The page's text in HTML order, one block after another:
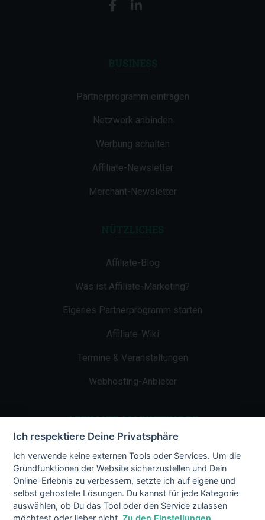
Partnerprogramm eintragen
Netzwerk anbinden
Werbung schalten
Affiliate-Newsletter
Merchant-Newsletter
Affiliate-Blog
Was ist Affiliate-Marketing?
Eigenes Partnerprogramm starten
Affiliate-Wiki
Termine & Veranstaltungen
Webhosting-Anbieter
AFFILIATE-MARKETING.DE
Impressum
Kontakt
Datenschutz
Ich respektiere Deine Privatsphäre
Ich verwende keine externen Tools oder Services. Um die
Grundfunktionen der Website sicherzustellen und Dein
Online-Erlebnis zu verbessern, setzte ich auf eigene und
selbst gehostete Lösungen. Du kannst für jede Kategorie
auswählen, ob Du das Tool oder den Service zulassen
möchtest oder lieber nicht.Zu den Einstellungen.